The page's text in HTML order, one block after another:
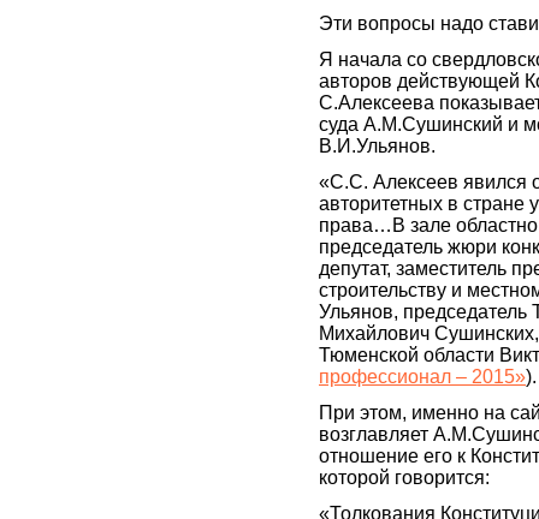
Эти вопросы надо
Я начала со
авторов действующей
С.Алексеева
суда А.М.Сушинский и
В.И.Ульянов.
«С.С. Алексеев явился
авторитетных в стране
права…В зале
председатель жюри
депутат, заместитель
строительству и
Ульянов, председатель
Михайлович
Тюменской области
профессионал – 2015»).
При этом, именно на
возглавляет
отношение его к
которой говорится:
«Толкования